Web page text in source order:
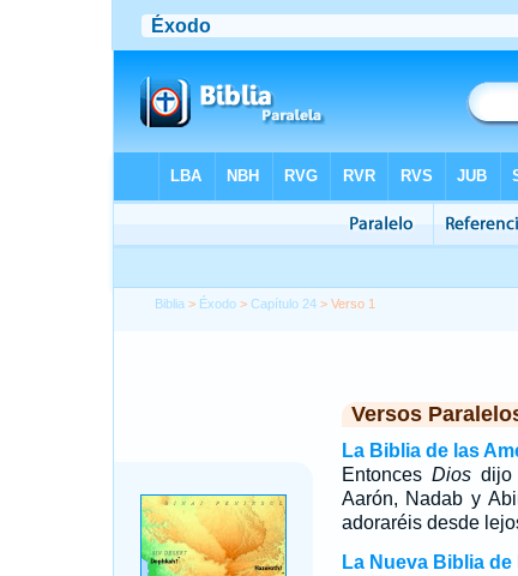
Biblia > Éxodo >Capítulo 24 > Verso 1
Versos
La Biblia de las
Entonces Diosdijo
Aarón, Nadab y
adoraréis desde
La Nueva Biblia